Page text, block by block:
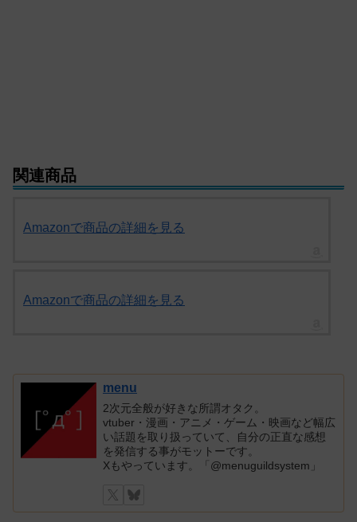
関連商品
Amazonで商品の詳細を見る
Amazonで商品の詳細を見る
menu
2次元全般が好きな所謂オタク。
vtuber・漫画・アニメ・ゲーム・映画など幅広
い話題を取り扱っていて、自分の正直な感想
を発信する事がモットーです。
Xもやっています。「@menuguildsystem」